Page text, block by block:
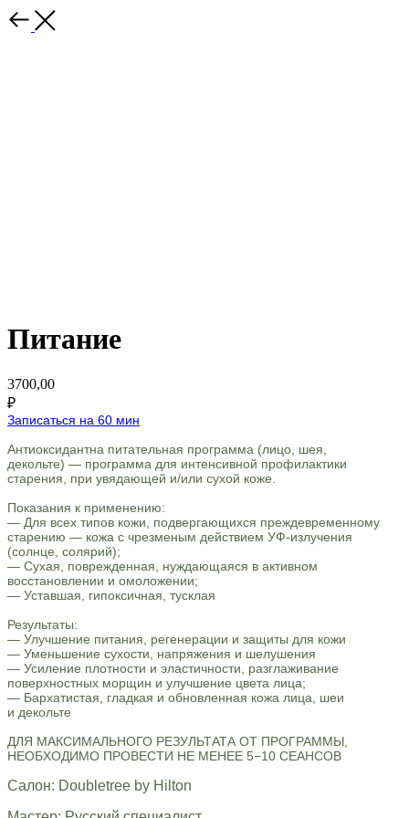
Питание
3700,00
₽
Записаться на 60 мин
Антиоксидантна питательная программа (лицо, шея,
декольте) — программа для интенсивной профилактики
старения, при увядающей и/или сухой коже.
Показания к применению:
— Для всех типов кожи, подвергающихся преждевременному
старению — кожа с чрезменым действием УФ-излучения
(солнце, солярий);
— Сухая, поврежденная, нуждающаяся в активном
восстановлении и омоложении;
— Уставшая, гипоксичная, тусклая
Результаты:
— Улучшение питания, регенерации и защиты для кожи
— Уменьшение сухости, напряжения и шелушения
— Усиление плотности и эластичности, разглаживание
поверхностных морщин и улучшение цвета лица;
— Бархатистая, гладкая и обновленная кожа лица, шеи
и декольте
ДЛЯ МАКСИМАЛЬНОГО РЕЗУЛЬТАТА ОТ ПРОГРАММЫ,
НЕОБХОДИМО ПРОВЕСТИ НЕ МЕНЕЕ 5−10 СЕАНСОВ
Салон: Doubletree by Hilton